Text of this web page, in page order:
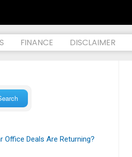
FINANCE DISCLAIMER
Office Deals Are Returning?